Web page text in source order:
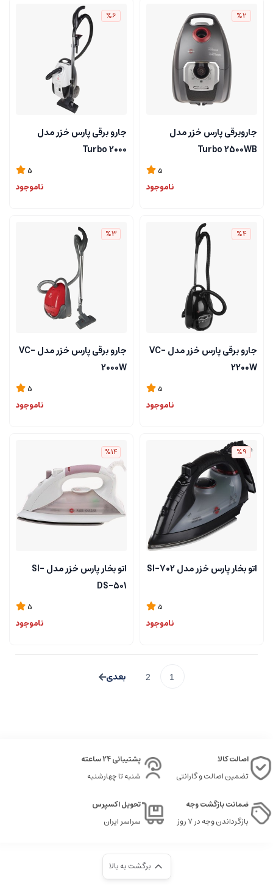
%2
جاروبرقی پارس خزر مدل
Turbo 2500WB
5
ناموجود
%6
جارو برقی پارس خزر مدل
Turbo 2000
5
ناموجود
%4
جارو برقی پارس خزر مدل VC-
2200W
5
ناموجود
%3
جارو برقی پارس خزر مدل VC-
2000W
5
ناموجود
%9
اتو بخار پارس خزر مدل SI-702
5
ناموجود
%14
اتو بخار پارس خزر مدل SI-
DS-501
5
ناموجود
1
2
اصالت کالا
تضمین اصالت و گارانتی
پشتیبانی 24 ساعته
شنبه تا چهارشنبه
ضمانت بازگشت وجه
بازگرداندن وجه در ۷ روز
تحویل اکسپرس
سراسر ایران
برگشت به بالا